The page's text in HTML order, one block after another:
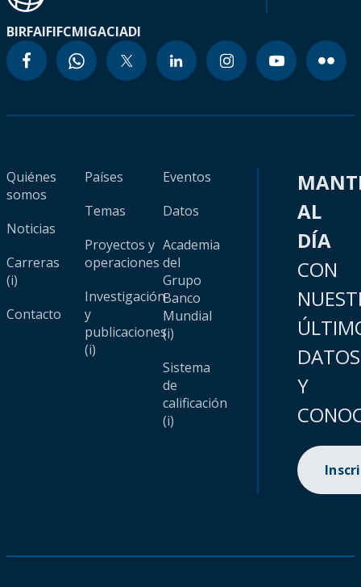
BIRFAIFIFCMIGACIADI
Quiénes
somos
Noticias
Carreras
(i)
Contacto
Países
Temas
Proyectos y
operaciones
Investigación
y
publicaciones
(i)
Eventos
Datos
Academia
del
Grupo
Banco
Mundial
(i)
Sistema
de
calificación
(i)
AL
DÍA
CON
DATOS
Y